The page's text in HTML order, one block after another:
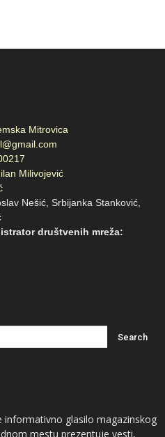
Mitrovica
Milivojević
Nešić, Srbijanka Stanković,
Katarina Nikolić
društvenih mreža:
informativno glasilo magazinskog
mestu prezentuje vesti,